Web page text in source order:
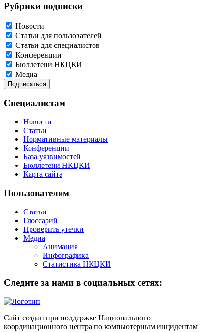
Рубрики подписки
Новости
Статьи для пользователей
Статьи для специалистов
Конференции
Бюллетени НКЦКИ
Медиа
Специалистам
Новости
Статьи
Нормативные материалы
Конференции
База уязвимостей
Бюллетени НКЦКИ
Карта сайта
Пользователям
Статьи
Глоссарий
Проверить утечки
Медиа
Анимация
Инфографика
Статистика НКЦКИ
Следите за нами в социальных сетях:
Сайт создан при поддержке Национального
координационного центра по компьютерным инцидентам